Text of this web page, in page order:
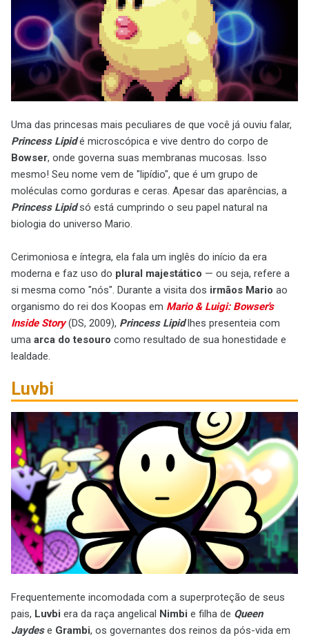
Uma das princesas mais peculiares de que você já ouviu falar,
Princess Lipid é microscópica e vive dentro do corpo de
Bowser, onde governa suas membranas mucosas. Isso
mesmo! Seu nome vem de "lipídio", que é um grupo de
moléculas como gorduras e ceras. Apesar das aparências, a
Princess Lipid só está cumprindo o seu papel natural na
biologia do universo Mario.
Cerimoniosa e íntegra, ela fala um inglês do início da era
moderna e faz uso do plural majestático — ou seja, refere a
si mesma como "nós". Durante a visita dos irmãos Mario ao
organismo do rei dos Koopas em Mario & Luigi: Bowser's
Inside Story(DS, 2009), Princess Lipidlhes presenteia com
uma arca do tesouro como resultado de sua honestidade e
lealdade.
Luvbi
Frequentemente incomodada com a superproteção de seus
pais, Luvbi era da raça angelical Nimbi e filha de Queen
Jaydese Grambi, os governantes dos reinos da pós-vida em